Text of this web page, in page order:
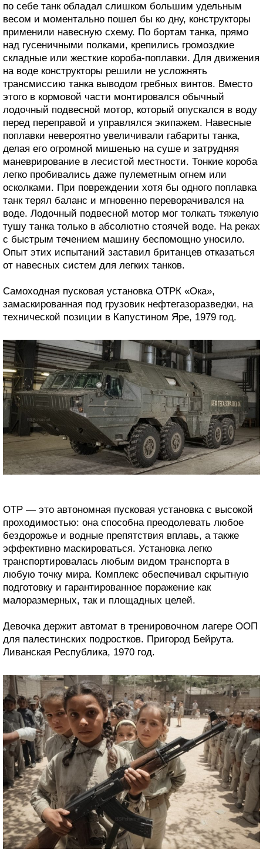
по себе танк обладал слишком большим удельным
весом и моментально пошел бы ко дну, конструкторы
применили навесную схему. По бортам танка, прямо
над гусеничными полками, крепились громоздкие
складные или жесткие короба-поплавки. Для движения
на воде конструкторы решили не усложнять
трансмиссию танка выводом гребных винтов. Вместо
этого в кормовой части монтировался обычный
лодочный подвесной мотор, который опускался в воду
перед переправой и управлялся экипажем. Навесные
поплавки невероятно увеличивали габариты танка,
делая его огромной мишенью на суше и затрудняя
маневрирование в лесистой местности. Тонкие короба
легко пробивались даже пулеметным огнем или
осколками. При повреждении хотя бы одного поплавка
танк терял баланс и мгновенно переворачивался на
воде. Лодочный подвесной мотор мог толкать тяжелую
тушу танка только в абсолютно стоячей воде. На реках
с быстрым течением машину беспомощно уносило.
Опыт этих испытаний заставил британцев отказаться
от навесных систем для легких танков.
Самоходная пусковая установка ОТРК «Ока»,
замаскированная под грузовик нефтегазоразведки, на
технической позиции в Капустином Яре, 1979 год.
ОТР — это автономная пусковая установка с высокой
проходимостью: она способна преодолевать любое
бездорожье и водные препятствия вплавь, а также
эффективно маскироваться. Установка легко
транспортировалась любым видом транспорта в
любую точку мира. Комплекс обеспечивал скрытную
подготовку и гарантированное поражение как
малоразмерных, так и площадных целей.
Девочка держит автомат в тренировочном лагере ООП
для палестинских подростков. Пригород Бейрута.
Ливанская Республика, 1970 год.